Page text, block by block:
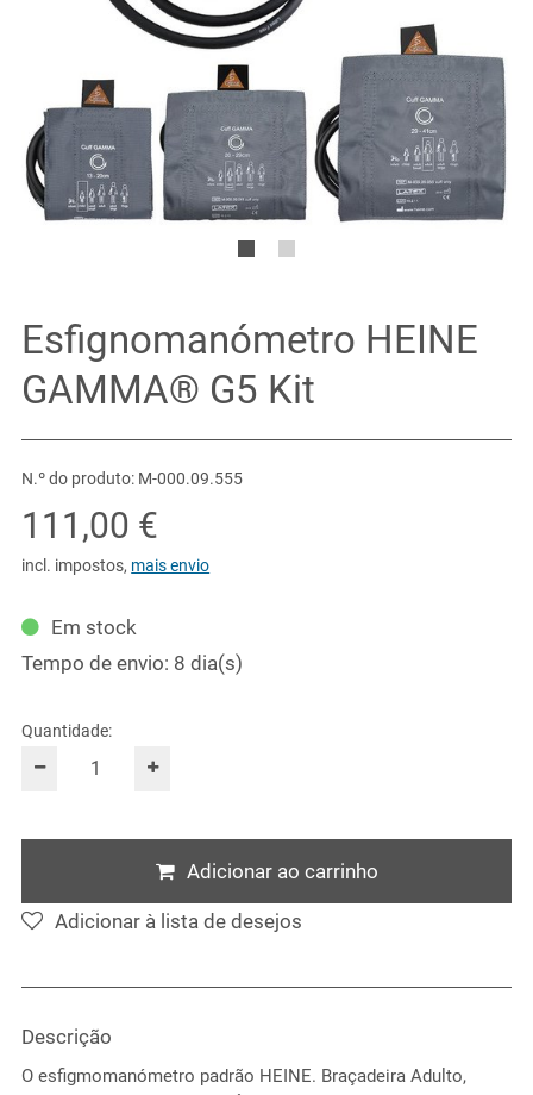
Esfignomanómetro HEINE
GAMMA® G5 Kit
N.º do produto: M-000.09.555
111,00 €
incl. impostos, mais envio
Em stock
Tempo de envio: 8 dia(s)
Quantidade:
Adicionar ao carrinho
Adicionar à lista de desejos
Descrição
O esfigmomanómetro padrão HEINE. Braçadeira Adulto,